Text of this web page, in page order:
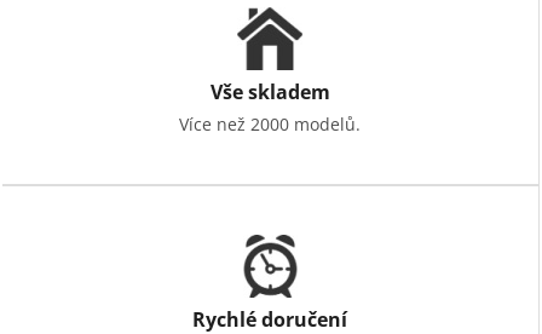
s
u
Vše skladem
Více než 2000 modelů.
Rychlé doručení